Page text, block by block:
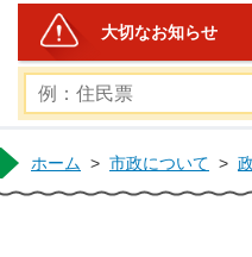
つくばみらい市公式ホームペ
大切なお知らせ
ホーム > 市政について >